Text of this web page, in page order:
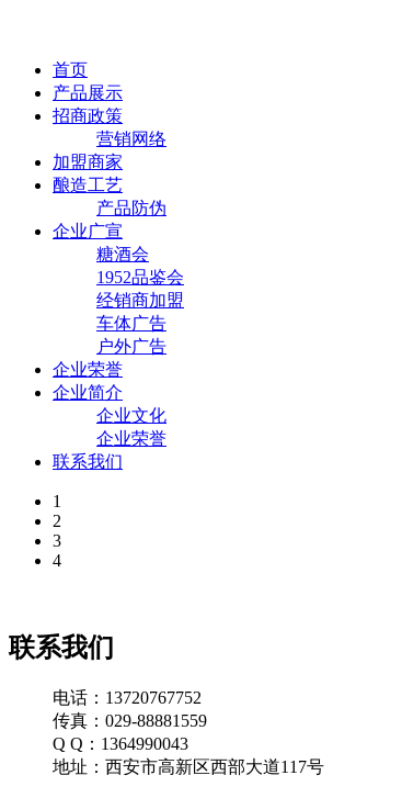
首页
产品展示
招商政策
营销网络
加盟商家
酿造工艺
产品防伪
企业广宣
糖酒会
1952品鉴会
经销商加盟
车体广告
户外广告
企业荣誉
企业简介
企业文化
企业荣誉
联系我们
1
2
3
4
联系我们
电话：13720767752
传真：029-88881559
Q Q：1364990043
地址：西安市高新区西部大道117号